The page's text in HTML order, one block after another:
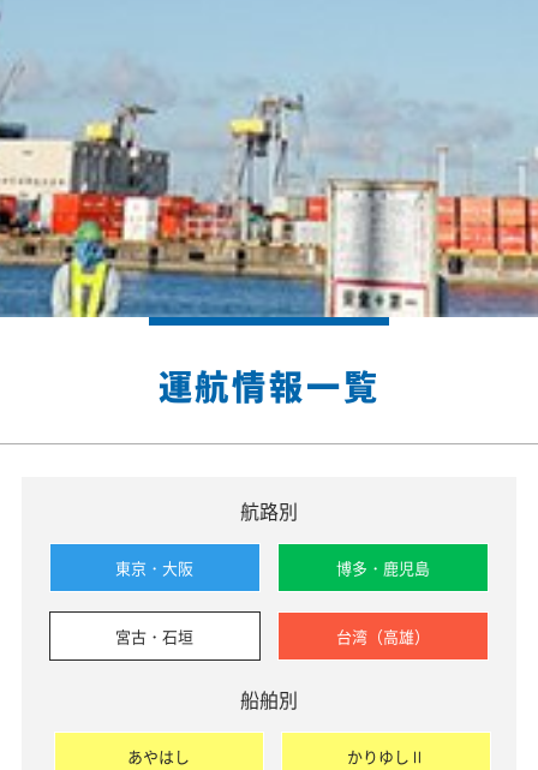
運航情報一覧
航路別
東京・大阪 博多・鹿児島
宮古・石垣 台湾（高雄）
船舶別
あやはし かりゆしⅡ